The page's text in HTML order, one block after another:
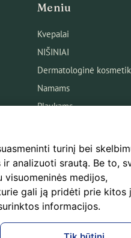
Meniu
Kvepalai
NIŠINIAI
Dermatologinė
Namams
Plaukams
Kūnui
Kosmetika
Naujausios
Išpardavimas
Kvepalų Blogas!
turinį bei
analizuoti srautą. Be to,
visuomeninės medijos,
gali ją pridėti prie kitos
informacijos.